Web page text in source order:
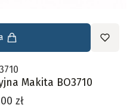
Makita BO3710
zł